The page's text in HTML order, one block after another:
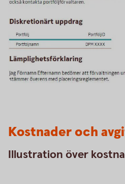
Kostnader och
Illustration över